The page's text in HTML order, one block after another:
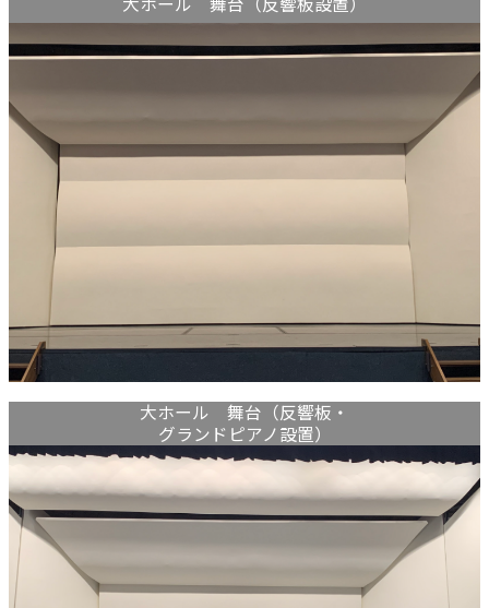
大ホール 舞台（反響板・
グランドピアノ設置）